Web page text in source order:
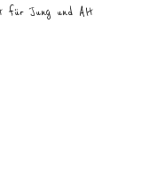
für Jung und Alt